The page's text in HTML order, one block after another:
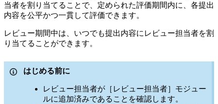
当者を割り当てることで、定められた評価期間内に、各提出
内容を公平かつ一貫して評価できます。
レビュー期間中は、いつでも提出内容にレビュー担当者を割
り当てることができます。
はじめる前に
レビュー担当者が［レビュー担当者］モジュー
ルに追加済みであることを確認します。